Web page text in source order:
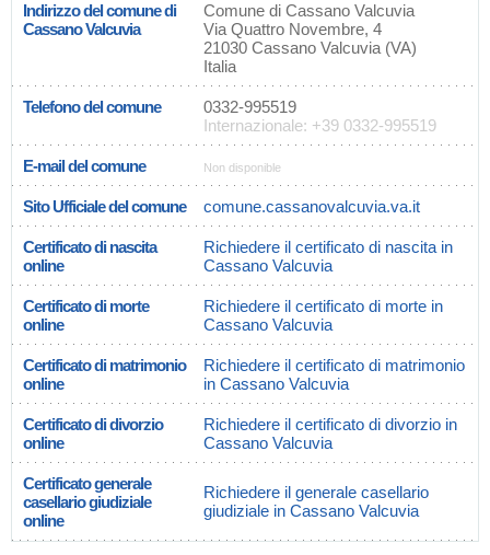
Indirizzo del comune di
Cassano Valcuvia
Comune di Cassano Valcuvia
Via Quattro Novembre, 4
21030 Cassano Valcuvia (VA)
Italia
Telefono del comune
0332-995519
Internazionale: +39 0332-995519
E-mail del comune Non disponible
Sito Ufficiale del comune comune.cassanovalcuvia.va.it
Certificato di nascita
online
Richiedere il certificato di nascita in
Cassano Valcuvia
Certificato di morte
online
Richiedere il certificato di morte in
Cassano Valcuvia
Certificato di matrimonio
online
Richiedere il certificato di matrimonio
in Cassano Valcuvia
Certificato di divorzio
online
Richiedere il certificato di divorzio in
Cassano Valcuvia
Certificato generale
casellario giudiziale
online
Richiedere il generale casellario
giudiziale in Cassano Valcuvia